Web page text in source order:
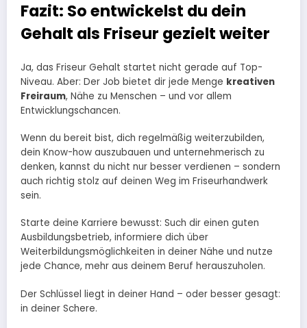
Fazit: So entwickelst du dein
Gehalt als Friseur gezielt weiter
Ja, das Friseur Gehalt startet nicht gerade auf Top-
Niveau. Aber: Der Job bietet dir jede Menge kreativen
Freiraum, Nähe zu Menschen – und vor allem
Entwicklungschancen.
Wenn du bereit bist, dich regelmäßig weiterzubilden,
dein Know-how auszubauen und unternehmerisch zu
denken, kannst du nicht nur besser verdienen – sondern
auch richtig stolz auf deinen Weg im Friseurhandwerk
sein.
Starte deine Karriere bewusst: Such dir einen guten
Ausbildungsbetrieb, informiere dich über
Weiterbildungsmöglichkeiten in deiner Nähe und nutze
jede Chance, mehr aus deinem Beruf herauszuholen.
Der Schlüssel liegt in deiner Hand – oder besser gesagt:
in deiner Schere.